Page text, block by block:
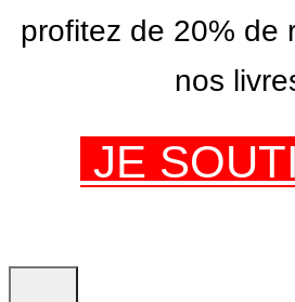
profitez de 20% de
nos
JE